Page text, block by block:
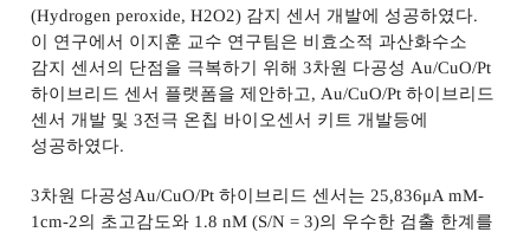
(Hydrogen peroxide, H2O2) 감지 센서 개발에 성공하였다.
이 연구에서 이지훈 교수 연구팀은 비효소적 과산화수소
감지 센서의 단점을 극복하기 위해 3차원 다공성 Au/CuO/Pt
하이브리드 센서 플랫폼을 제안하고, Au/CuO/Pt 하이브리드
센서 개발 및 3전극 온칩 바이오센서 키트 개발등에
성공하였다.
3차원 다공성Au/CuO/Pt하이브리드 센서는 25,836μA mM-
1cm-2의 초고감도와 1.8 nM (S/N = 3)의 우수한 검출 한계를